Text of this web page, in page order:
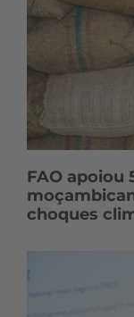
FAO apoiou
choques